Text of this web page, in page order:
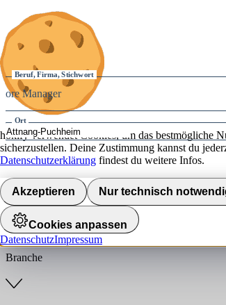
Anmelden
Beruf, Firma, Stichwort
Ort
Umkreis
Jobs finden
Anstellungsart
Branche
hokify verwendet Cookies, um das bestmögliche
sicherzustellen. Deine Zustimmung kannst du
Datenschutzerklärung findest du weitere Infos.
Akzeptieren Nur technisch
Cookies anpassen
DatenschutzImpressum